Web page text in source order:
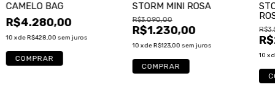
CAMELO BAG
R$4.280,00
10 x deR$428,00 sem juros
STORM MINI ROSA
R$3.090,00
R$1.230,00
10 x deR$123,00 sem juros
COMPRAR
10 x